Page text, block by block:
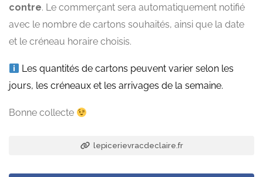
contre. Le commerçant sera automatiquement notifié
avec le nombre de cartons souhaités, ainsi que la date
et le créneau horaire choisis.
Les quantités de cartons peuvent varier selon les
jours, les créneaux et les arrivages de la semaine.
Bonne collecte
lepicerievracdeclaire.fr